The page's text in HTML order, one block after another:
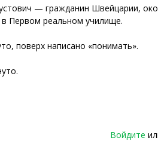
— гражданин Швейцарии,
в Первом реальном училище.
поверх написано «понимать».
Войдите